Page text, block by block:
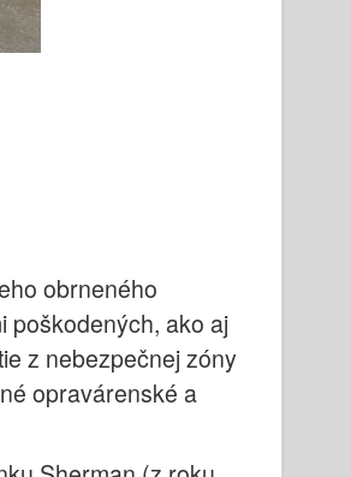
obrneného
poškodených, ako aj
z nebezpečnej zóny
opravárenské a